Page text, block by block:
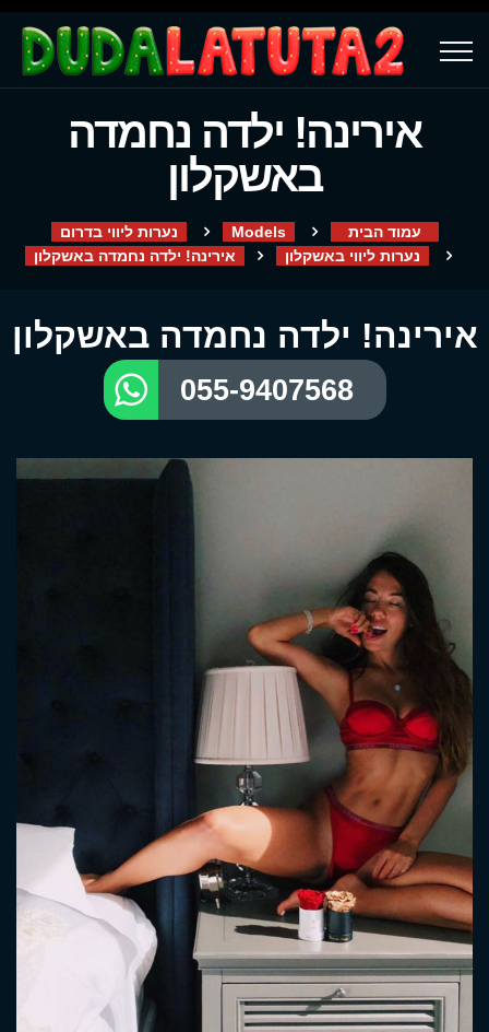
אירינה! ילדה נחמדה
באשקלון
עמוד הבית Models
נערות ליווי בדרום
נערות ליווי באשקלון
אירינה! ילדה נחמדה באשקלון
אירינה! ילדה נחמדה באשקלון
055-9407568